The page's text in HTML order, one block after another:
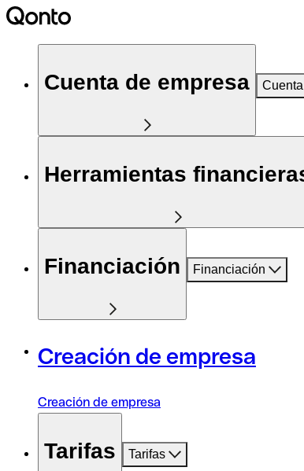
Cuenta de empresa
Herramientas
Financiación Financiación
Creación de empresa
Creación de empresa
Tarifas Tarifas